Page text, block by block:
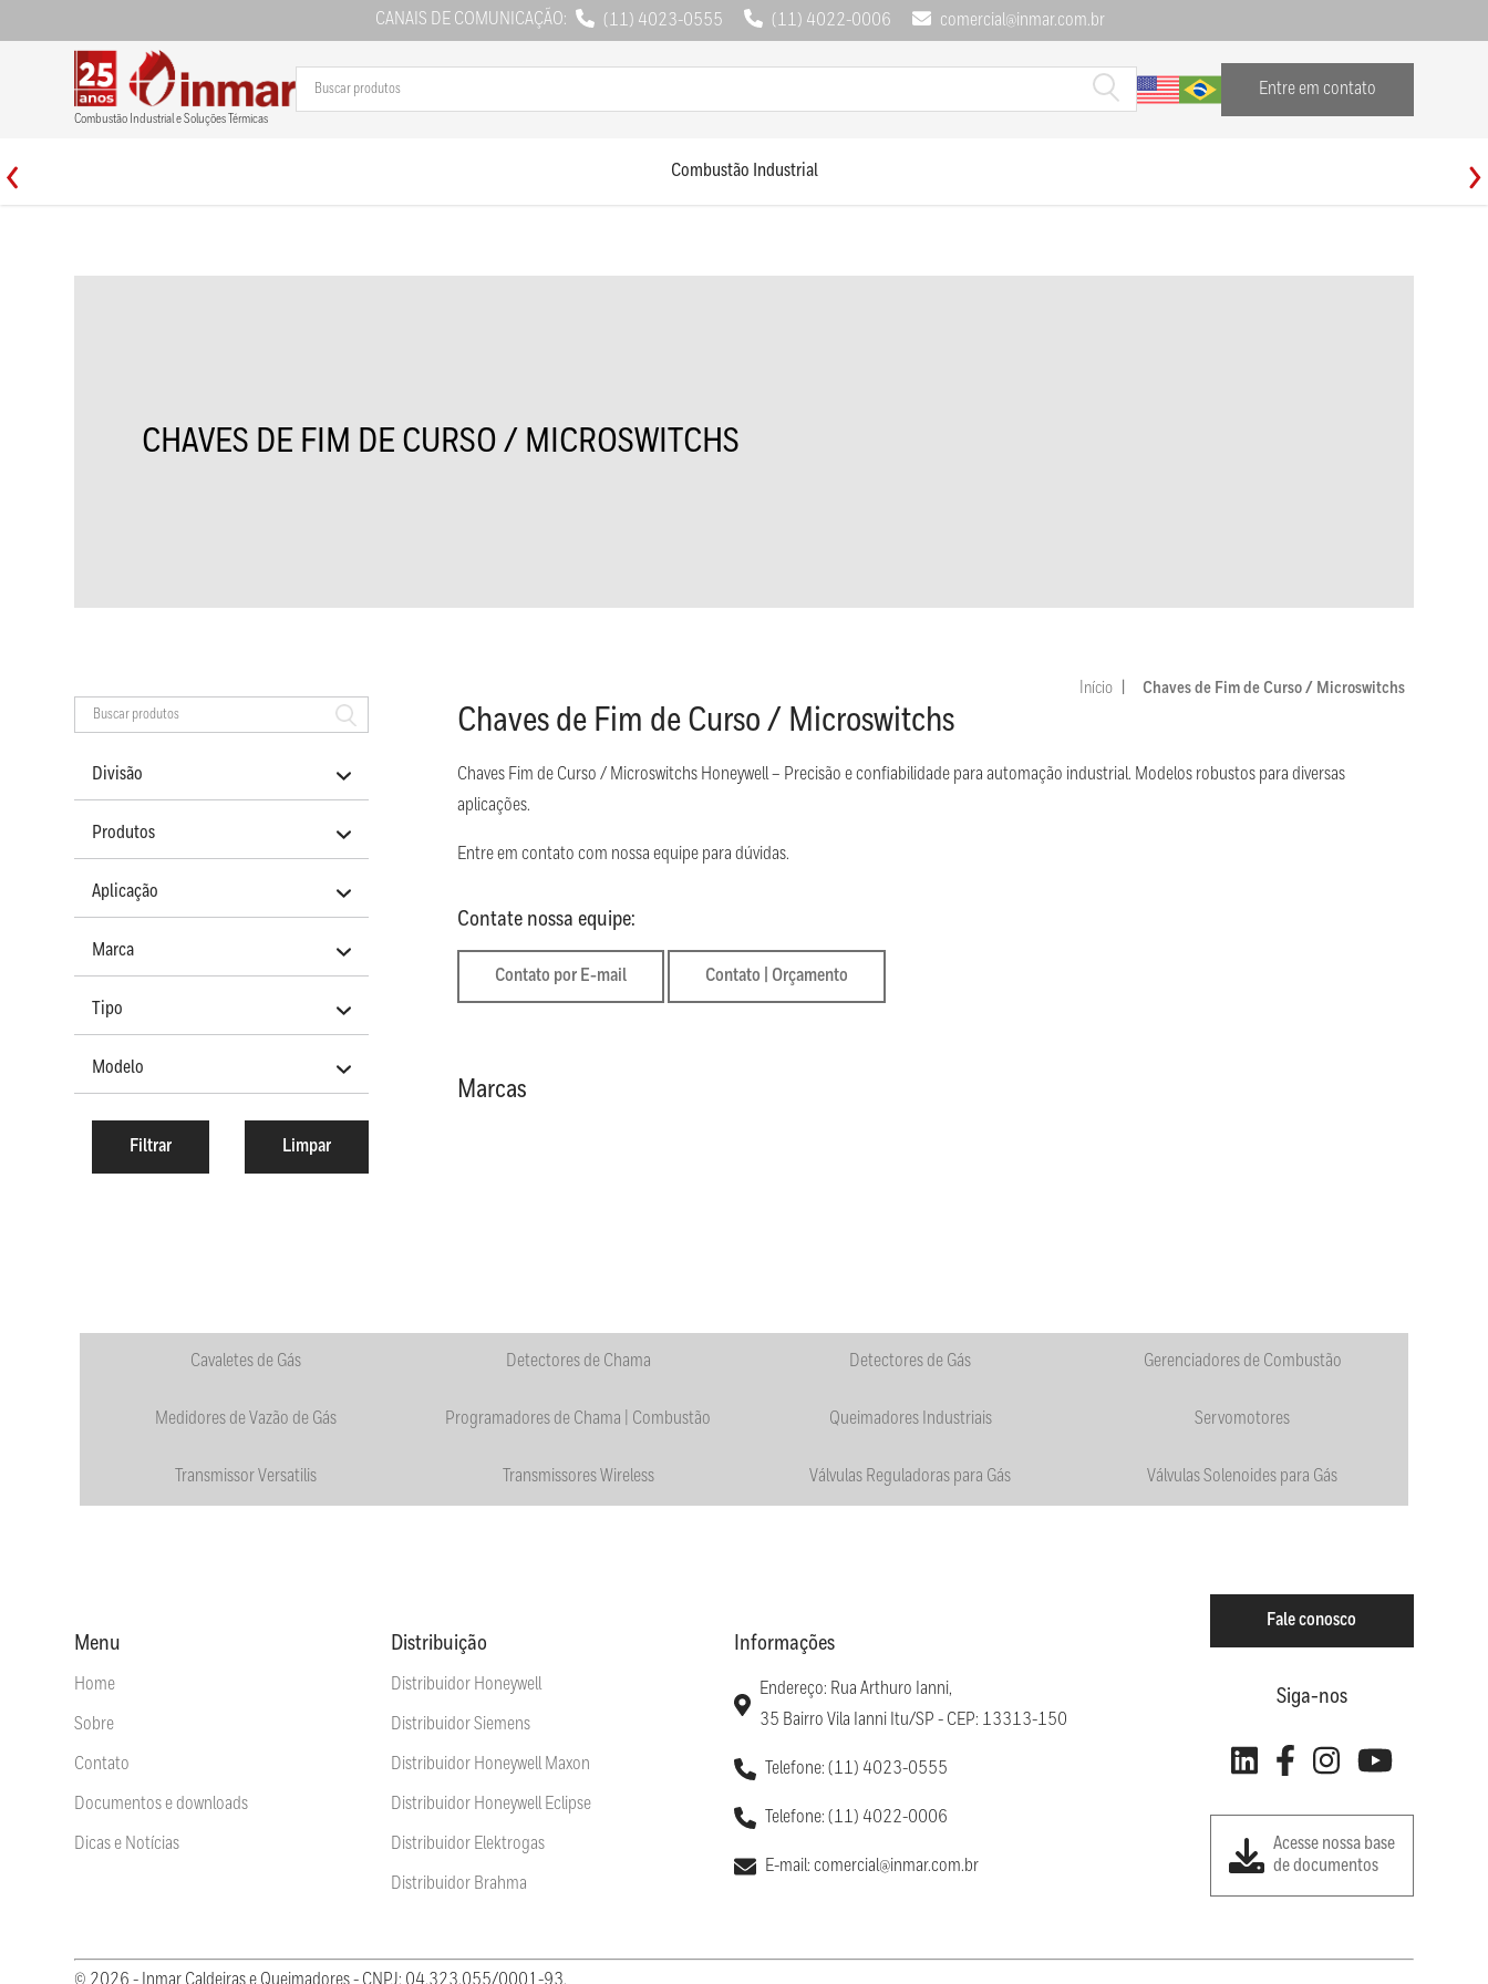
CANAIS DE COMUNICAÇÃO: (11) 4023-0555 (11) 4022-0006 comercial@inmar.com.br
Combustão Industrial e Soluções Térmicas
Entre em contato
Combustão Industrial
CHAVES DE FIM DE CURSO / MICROSWITCHS
Divisão
Produtos
Aplicação
Marca
Tipo
Modelo
Início Chaves de Fim de Curso / Microswitchs
Chaves de Fim de Curso / Microswitchs
Chaves Fim de Curso / Microswitchs Honeywell – Precisão e confiabilidade para automação industrial. Modelos robustos para diversas
aplicações.
Entre em contato com nossa equipe para dúvidas.
Contate nossa equipe:
Contato por E-mail Contato | Orçamento
Marcas
Cavaletes de Gás Detectores de Chama Detectores de Gás Gerenciadores de Combustão
Medidores de Vazão de Gás Programadores de Chama | Combustão Queimadores Industriais Servomotores
Transmissor Versatilis Transmissores Wireless Válvulas Reguladoras para Gás Válvulas Solenoides para Gás
Menu
Home
Sobre
Contato
Documentos e downloads
Dicas e Notícias
Distribuição
Distribuidor Honeywell
Distribuidor Siemens
Distribuidor Honeywell Maxon
Distribuidor Honeywell Eclipse
Distribuidor Elektrogas
Distribuidor Brahma
Informações
Endereço: Rua Arthuro Ianni,
35 Bairro Vila Ianni Itu/SP - CEP: 13313-150
Telefone: (11) 4023-0555
Telefone: (11) 4022-0006
E-mail: comercial@inmar.com.br
Fale conosco
Siga-nos
Acesse nossa base
de documentos